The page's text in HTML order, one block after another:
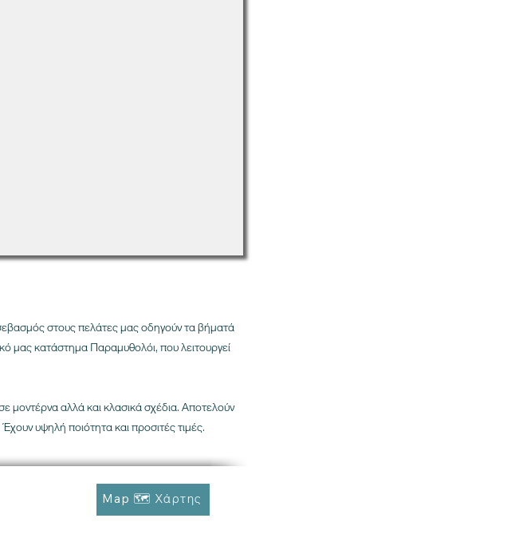
στους πελάτες μας οδηγούν τα βήματά
μας κατάστημα Παραμυθολόι, που λειτουργεί
μοντέρνα αλλά και κλασικά σχέδια. Αποτελούν
υψηλή ποιότητα και προσιτές τιμές.
Map 🗺 Χάρτης